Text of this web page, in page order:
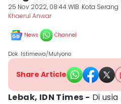
25 Nov 2022, 08:44 WIB Kota Serang
Khaerul Anwar
News Channel
Dok. Istimewa/Mulyono
Share Article
Lebak, IDN Times - Di